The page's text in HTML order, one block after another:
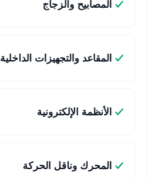
المصابيح والزجاج
المقاعد والتجهيزات الداخلية
الأنظمة الإلكترونية
المحرك وناقل الحركة